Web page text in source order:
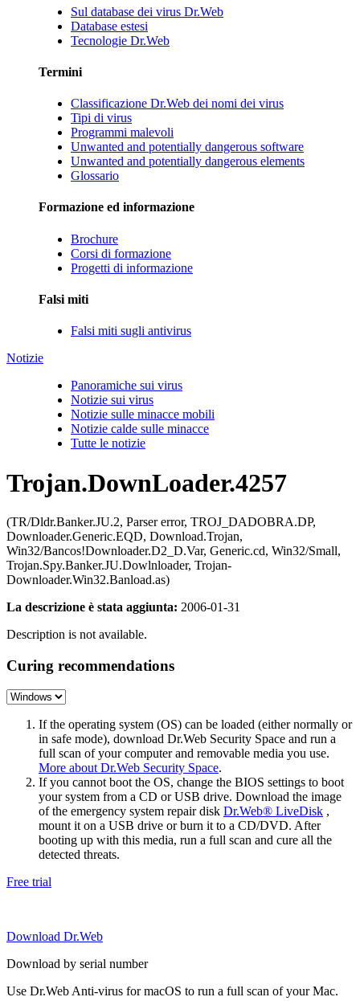
Sul database dei virus Dr.Web
Database estesi
Tecnologie Dr.Web
Termini
Classificazione Dr.Web dei nomi dei virus
Tipi di virus
Programmi malevoli
Unwanted and potentially dangerous software
Unwanted and potentially dangerous elements
Glossario
Formazione ed informazione
Brochure
Corsi di formazione
Progetti di informazione
Falsi miti
Falsi miti sugli antivirus
Notizie
Panoramiche sui virus
Notizie sui virus
Notizie sulle minacce mobili
Notizie calde sulle minacce
Tutte le notizie
Trojan.DownLoader.4257
(TR/Dldr.Banker.JU.2, Parser error, TROJ_DADOBRA.DP,
Downloader.Generic.EQD, Download.Trojan,
Win32/Bancos!Downloader.D2_D.Var, Generic.cd, Win32/Small,
Trojan.Spy.Banker.JU.Dowlnloader, Trojan-
Downloader.Win32.Banload.as)
La descrizione è stata aggiunta: 2006-01-31
Description is not available.
Curing recommendations
If the operating system (OS) can be loaded (either normally or
in safe mode), download Dr.Web Security Space and run a
full scan of your computer and removable media you use.
More about Dr.Web Security Space.
If you cannot boot the OS, change the BIOS settings to boot
your system from a CD or USB drive. Download the image
of the emergency system repair disk Dr.Web® LiveDisk ,
mount it on a USB drive or burn it to a CD/DVD. After
booting up with this media, run a full scan and cure all the
detected threats.
Free trial
Download Dr.Web
Download by serial number
Use Dr.Web Anti-virus for macOS to run a full scan of your Mac.